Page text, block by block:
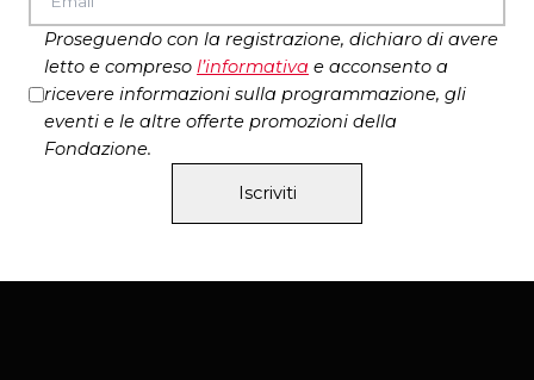
Proseguendo con la registrazione, dichiaro di avere
letto e compreso l’informativa e acconsento a
ricevere informazioni sulla programmazione, gli
eventi e le altre offerte promozioni della
Fondazione.
Iscriviti